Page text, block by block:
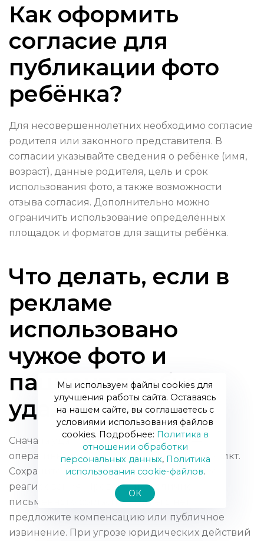
Как оформить
согласие для
публикации фото
ребёнка?
Для несовершеннолетних необходимо согласие
родителя или законного представителя. В
согласии указывайте сведения о ребёнке (имя,
возраст), данные родителя, цель и срок
использования фото, а также возможности
отзыва согласия. Дополнительно можно
ограничить использование определённых
площадок и форматов для защиты ребёнка.
Что делать, если в
рекламе
использовано
чужое фото и
пациент требует
удалить его?
Сначала удалите фото и извинитесь —
оперативная реакция часто решает конфликт.
Сохраните переписку как доказательство
реагирования. Проверяйте наличие
письменного согласия: если его нет,
предложите компенсацию или публичное
извинение. При угрозе юридических действий
Мы используем файлы cookies для
улучшения работы сайта. Оставаясь
на нашем сайте, вы соглашаетесь с
условиями использования файлов
cookies. Подробнее: Политика в
отношении обработки
персональных данных, Политика
использования сookie-файлов.
ОК